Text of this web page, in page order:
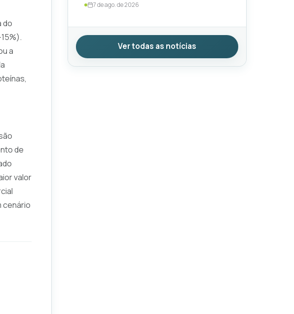
do
a
de
valor
cenário
TotalEnergies e ExxonMobil
7 de ago. de 2026
Ver todas as notícias